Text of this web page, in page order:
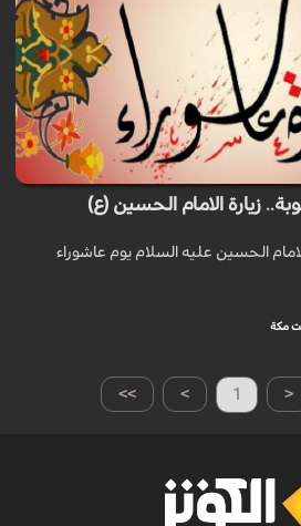
زيارة الامام الحسين (ع)
الحسين عليه السلام يوم عاشوراء
>> > 1 <